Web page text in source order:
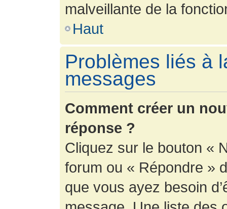
malveillante de la
Haut
Problèmes liés à
messages
Comment créer un
réponse ?
Cliquez sur le bouton «
forum ou « Répondre »
que vous ayez besoin